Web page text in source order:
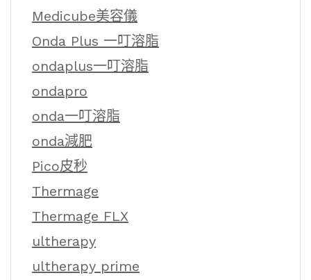
Medicube美容儀
Onda Plus 一叮溶脂
ondaplus一叮溶脂
ondapro
onda一叮溶脂
onda減肥
Pico皮秒
Thermage
Thermage FLX
ultherapy
ultherapy prime